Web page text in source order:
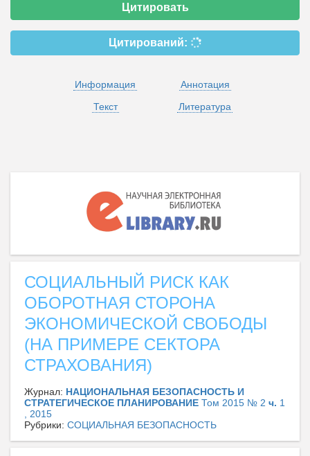
Цитировать
Цитирований:
Информация
Аннотация
Текст
Литература
СОЦИАЛЬНЫЙ РИСК КАК
ОБОРОТНАЯ СТОРОНА
ЭКОНОМИЧЕСКОЙ СВОБОДЫ
(НА ПРИМЕРЕ СЕКТОРА
СТРАХОВАНИЯ)
Журнал: НАЦИОНАЛЬНАЯ БЕЗОПАСНОСТЬ И
СТРАТЕГИЧЕСКОЕ ПЛАНИРОВАНИЕ Том 2015 № 2 ч. 1
, 2015
Рубрики: СОЦИАЛЬНАЯ БЕЗОПАСНОСТЬ